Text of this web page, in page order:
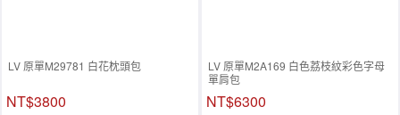
LV 原單M29781 白花枕頭包
NT$3800
LV 原單M2A169 白色荔枝紋彩色字母
單肩包
NT$6300